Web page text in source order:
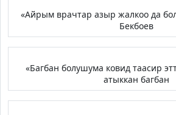
«Айрым врачтар азыр жалкоо да
Бекбоев
«Багбан болушума ковид таасир
атыккан багбан